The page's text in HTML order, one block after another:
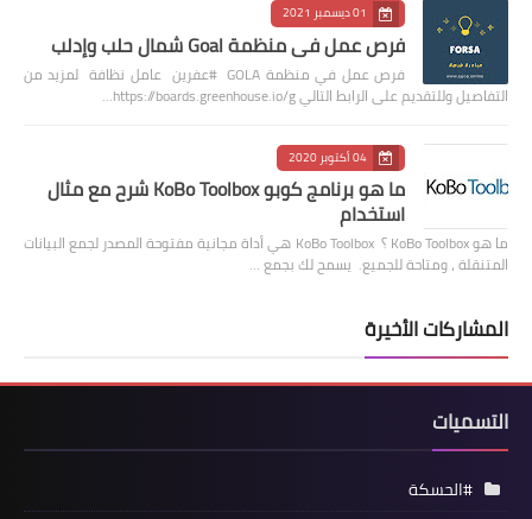
01 ديسمبر 2021
فرص عمل في منظمة Goal شمال حلب وإدلب
فرص عمل في منظمة GOLA #عفرين عامل نظافة لمزيد من
التفاصيل وللتقديم على الرابط التالي https://boards.greenhouse.io/g…
04 أكتوبر 2020
ما هو برنامج كوبو KoBo Toolbox شرح مع مثال
استخدام
ما هو KoBo Toolbox ؟ KoBo Toolbox هي أداة مجانية مفتوحة المصدر لجمع البيانات
المتنقلة ، ومتاحة للجميع. يسمح لك بجمع …
المشاركات الأخيرة
التسميات
#الحسكة